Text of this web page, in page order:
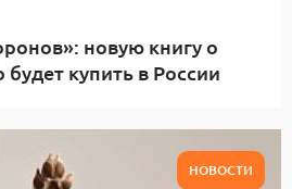
новую книгу о
купить в России
НОВОСТИ